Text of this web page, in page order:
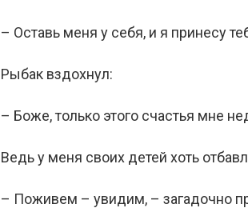
– Оставь меня у себя, и я принесу
Рыбак вздохнул:
– Боже, только этого счастья мне
Ведь у меня своих детей хоть
– Поживем – увидим, – загадочно